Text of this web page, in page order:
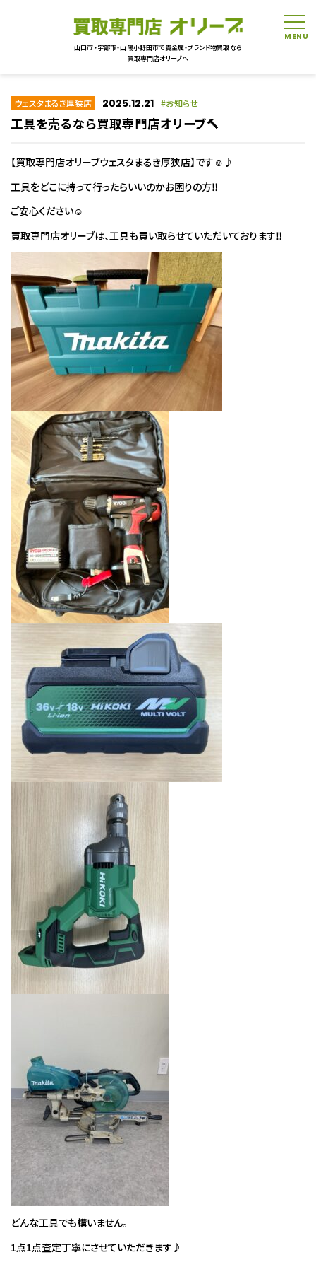
山口市・宇部市・山陽小野田市で貴金属・ブランド物買取なら
買取専門店オリーブへ
ウェスタまるき厚狭店 2025.12.21 お知らせ
工具を売るなら買取専門店オリーブ🔨
【買取専門店オリーブウェスタまるき厚狭店】です☺♪
工具をどこに持って行ったらいいのかお困りの方‼
ご安心ください☺
買取専門店オリーブは、工具も買い取らせていただいております‼
どんな工具でも構いません。
1点1点査定丁寧にさせていただきます♪